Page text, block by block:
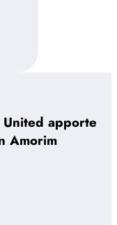
apporte
Amorim